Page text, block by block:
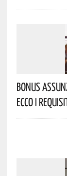
Bonus
Ecco I